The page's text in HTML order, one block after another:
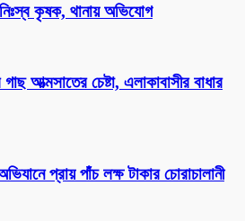
কৃষক, থানায় অভিযোগ
আত্মসাতের চেষ্টা, এলাকাবাসীর বাধার
প্রায় পাঁচ লক্ষ টাকার চোরাচালানী